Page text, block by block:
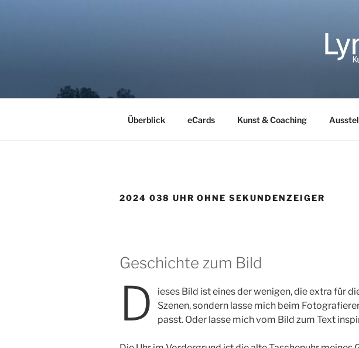
LYRIMAGE
Überblick eCards Kunst & Coaching
2024 038 UHR OHNE SEKUNDENZEIGER
Geschichte zum Bild
D
ieses Bild ist eines der wenigen, die extra für
Szenen, sondern lasse mich beim
passt. Oder lasse mich vom Bild zum Text